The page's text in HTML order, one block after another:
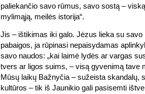
paliekančio savo rūmus, savo sostą –
mylimąją, meilės istorija“.
Jis – ištikimas iki galo. Jėzus lieka su savo
pabaigos, ja rūpinasi nepaisydamas
savo naudos: „kai laimė lydės ar vargas
tvers ar ligos suims, – visą gyvenimą tave
Mūsų laikų Bažnyčia – sužeista skandalų,
kultūros – tik iš Jaunikio gali pasisemti